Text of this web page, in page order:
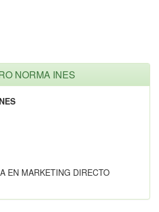
NORMA INES
EN MARKETING DIRECTO